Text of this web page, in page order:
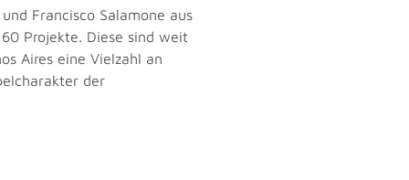
Francisco Salamone aus
Projekte. Diese sind weit
Aires eine Vielzahl an
der